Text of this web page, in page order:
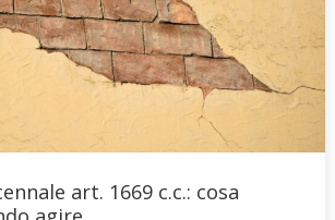
art. 1669 c.c.: cosa